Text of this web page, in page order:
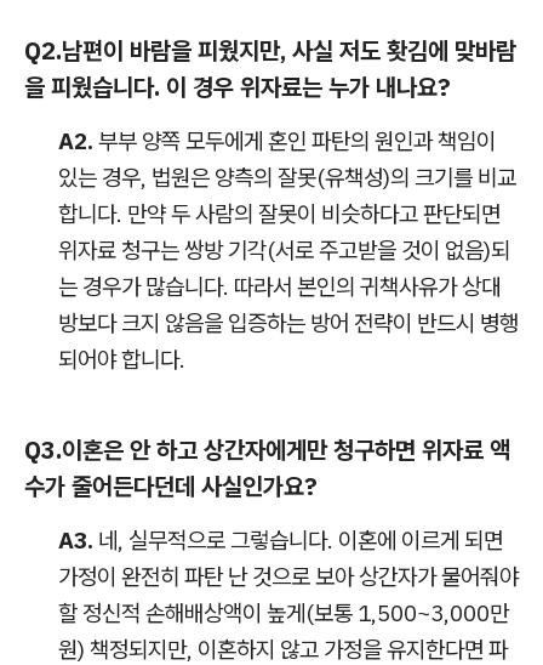
Q2.남편이 바람을 피웠지만, 사실 저도 홧김에 맞바람
을 피웠습니다. 이 경우 위자료는 누가 내나요?
A2. 부부 양쪽 모두에게 혼인 파탄의 원인과 책임이
있는 경우, 법원은 양측의 잘못(유책성)의 크기를 비교
합니다. 만약 두 사람의 잘못이 비슷하다고 판단되면
위자료 청구는 쌍방 기각(서로 주고받을 것이 없음)되
는 경우가 많습니다. 따라서 본인의 귀책사유가 상대
방보다 크지 않음을 입증하는 방어 전략이 반드시 병행
되어야 합니다.
Q3.이혼은 안 하고 상간자에게만 청구하면 위자료 액
수가 줄어든다던데 사실인가요?
A3. 네, 실무적으로 그렇습니다. 이혼에 이르게 되면
가정이 완전히 파탄 난 것으로 보아 상간자가 물어줘야
할 정신적 손해배상액이 높게(보통 1,500~3,000만
원) 책정되지만, 이혼하지 않고 가정을 유지한다면 파